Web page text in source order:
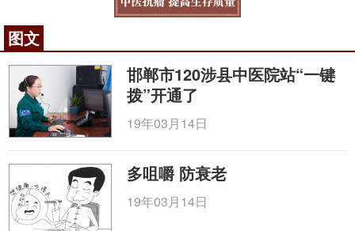
图文
邯郸市120涉县中医院站“一键
拨”开通了
19年03月14日
多咀嚼 防衰老
19年03月14日